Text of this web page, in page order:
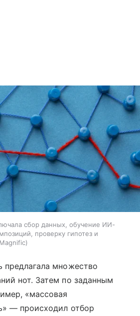
сбор данных, обучение ИИ-
проверку гипотез и
Magnific
предлагала множество
нот. Затем по заданным
«массовая
— происходил отбор